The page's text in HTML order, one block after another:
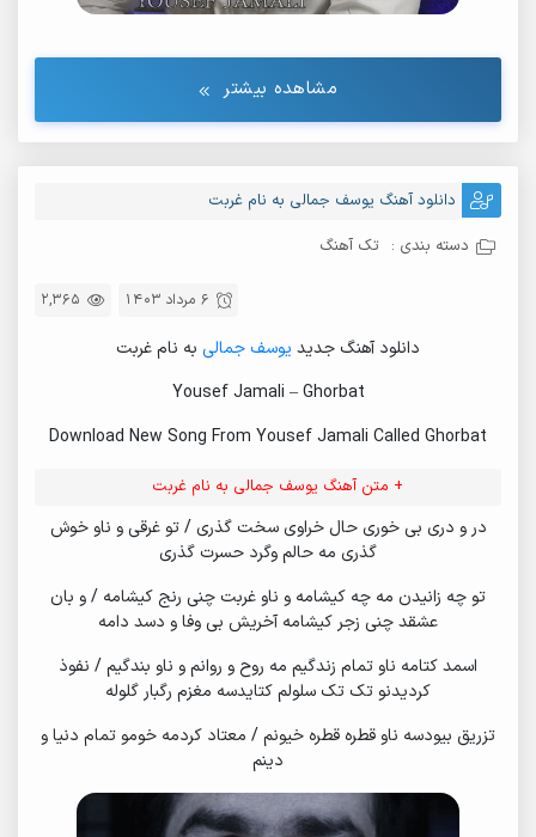
مشاهده بیشتر
دانلود آهنگ یوسف جمالی به نام غربت
دسته بندی : تک آهنگ
2,365 6 مرداد 1403
دانلود آهنگ جدید یوسف جمالی به نام غربت
Yousef Jamali – Ghorbat
Download New Song From Yousef Jamali Called Ghorbat
+ متن آهنگ یوسف جمالی به نام غربت
در و دری بی خوری حال خراوی سخت گذری / تو غرقی و ناو خوش
گذری مه حالم وگرد حسرت گذری
تو چه زانیدن مه چه کیشامه و ناو غربت چنی رنج کیشامه / و بان
عشقد چنی زجر کیشامه آخریش بی وفا و دسد دامه
اسمد کتامه ناو تمام زندگیم مه روح و روانم و ناو بندگیم / نفوذ
کردیدنو تک تک سلولم کتایدسه مغزم رگبار گلوله
تزریق بیودسه ناو قطره قطره خیونم / معتاد کردمه خومو تمام دنیا و
دینم